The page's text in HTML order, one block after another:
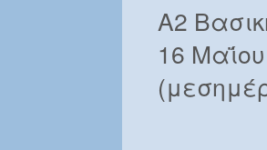
Α2
16